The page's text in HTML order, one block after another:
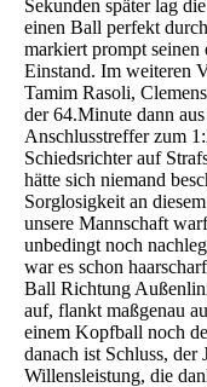
Sekunden später lag
einen Ball perfekt
markiert prompt seinen
Einstand. Im weiteren
Tamim Rasoli,
der 64.Minute dann
Anschlusstreffer zum
Schiedsrichter auf
hätte sich niemand
Sorglosigkeit an
unsere Mannschaft
unbedingt noch
war es schon
Ball Richtung
auf, flankt maßgenau
einem Kopfball noch
danach ist Schluss,
Willensleistung, die